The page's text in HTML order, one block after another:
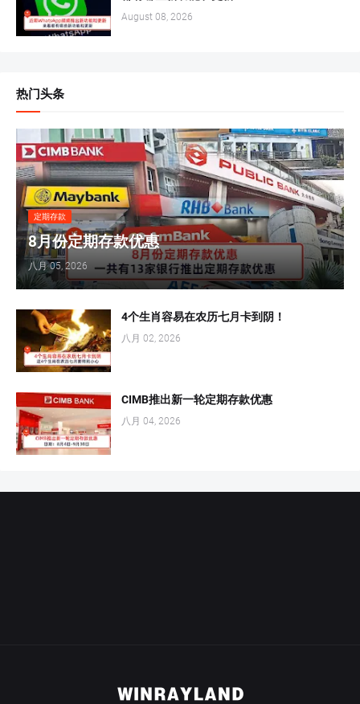
August 08, 2026
热门头条
定期存款
8月份定期存款优惠
八月 05, 2026
4个生肖容易在农历七月卡到阴！
八月 02, 2026
CIMB推出新一轮定期存款优惠
八月 04, 2026